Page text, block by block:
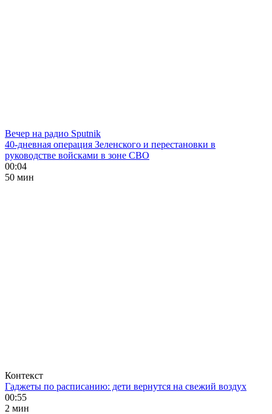
Вечер на радио Sputnik
40-дневная операция Зеленского и перестановки в
руководстве войсками в зоне СВО
00:04
50 мин
Контекст
Гаджеты по расписанию: дети вернутся на свежий воздух
00:55
2 мин